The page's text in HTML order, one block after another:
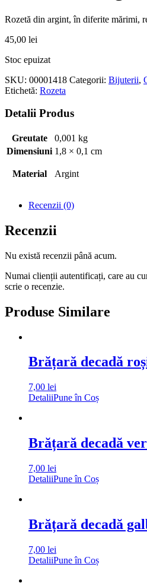
Rozetă din argint, în diferite mărimi,
45,00 lei
Stoc epuizat
SKU: 00001418 Categorii: Bijuterii,
Etichetă: Rozeta
Detalii Produs
Greutate
0,001 kg
Dimensiuni 1,8 × 0,1 cm
Material Argint
Recenzii (0)
Recenzii
Nu există recenzii până acum.
Numai clienții autentificați, care au
scrie o recenzie.
Produse Similare
Brățară decadă
7,00 lei
DetaliiPune în Coș
Brățară decadă
7,00 lei
DetaliiPune în Coș
Brățară decadă
7,00 lei
DetaliiPune în Coș